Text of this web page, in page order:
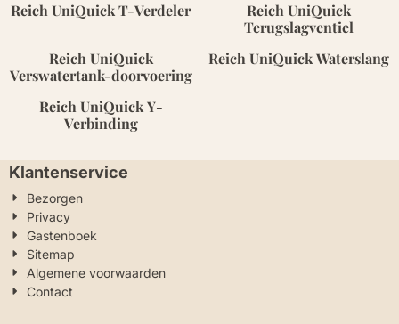
Reich UniQuick T-Verdeler
Reich UniQuick
Terugslagventiel
Reich UniQuick
Verswatertank-doorvoering
Reich UniQuick Waterslang
Reich UniQuick Y-
Verbinding
Klantenservice
Bezorgen
Privacy
Gastenboek
Sitemap
Algemene voorwaarden
Contact